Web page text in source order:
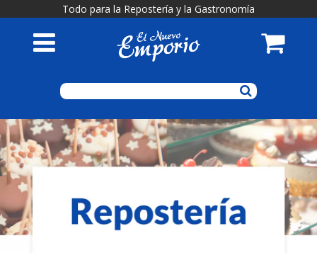
Todo para la Repostería y la Gastronomía